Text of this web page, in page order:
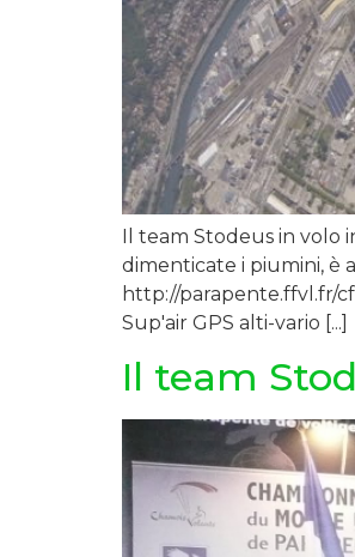
Il team Stodeus in volo
dimenticate i piumini, è
http://parapente.ffvl.fr/
Sup'air GPS alti-vario [...]
Il team